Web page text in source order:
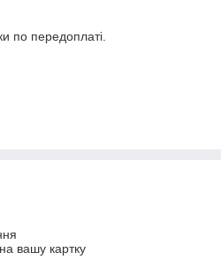
по передоплаті.
вашу картку